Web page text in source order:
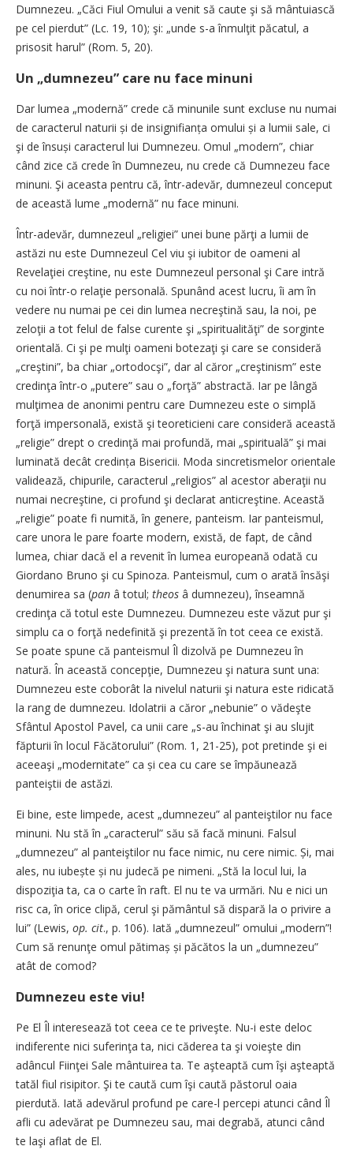
Dumnezeu. „Căci Fiul Omului a venit să caute şi să mântuiască
pe cel pierdut” (Lc. 19, 10); şi: „unde s-a înmulţit păcatul, a
prisosit harul” (Rom. 5, 20).
Un „dumnezeu” care nu face minuni
Dar lumea „modernă” crede că minunile sunt excluse nu numai
de caracterul naturii și de insignifianța omului și a lumii sale, ci
şi de însuși caracterul lui Dumnezeu. Omul „modern”, chiar
când zice că crede în Dumnezeu, nu crede că Dumnezeu face
minuni. Şi aceasta pentru că, într-adevăr, dumnezeul conceput
de această lume „modernă” nu face minuni.
Într-adevăr, dumnezeul „religiei” unei bune părţi a lumii de
astăzi nu este Dumnezeul Cel viu şi iubitor de oameni al
Revelaţiei creştine, nu este Dumnezeul personal şi Care intră
cu noi într-o relaţie personală. Spunând acest lucru, îi am în
vedere nu numai pe cei din lumea necreştină sau, la noi, pe
zeloţii a tot felul de false curente şi „spiritualităţi” de sorginte
orientală. Ci şi pe mulţi oameni botezaţi şi care se consideră
„creştini”, ba chiar „ortodocşi”, dar al căror „creştinism” este
credinţa într-o „putere” sau o „forţă” abstractă. Iar pe lângă
mulţimea de anonimi pentru care Dumnezeu este o simplă
forţă impersonală, există şi teoreticieni care consideră această
„religie” drept o credinţă mai profundă, mai „spirituală” şi mai
luminată decât credința Bisericii. Moda sincretismelor orientale
validează, chipurile, caracterul „religios” al acestor aberaţii nu
numai necreştine, ci profund şi declarat anticreştine. Această
„religie” poate fi numită, în genere, panteism. Iar panteismul,
care unora le pare foarte modern, există, de fapt, de când
lumea, chiar dacă el a revenit în lumea europeană odată cu
Giordano Bruno şi cu Spinoza. Panteismul, cum o arată însăşi
denumirea sa (pan â totul; theos â dumnezeu), înseamnă
credinţa că totul este Dumnezeu. Dumnezeu este văzut pur şi
simplu ca o forţă nedefinită şi prezentă în tot ceea ce există.
Se poate spune că panteismul Îl dizolvă pe Dumnezeu în
natură. În această concepţie, Dumnezeu şi natura sunt una:
Dumnezeu este coborât la nivelul naturii şi natura este ridicată
la rang de dumnezeu. Idolatrii a căror „nebunie” o vădeşte
Sfântul Apostol Pavel, ca unii care „s-au închinat şi au slujit
făpturii în locul Făcătorului” (Rom. 1, 21-25), pot pretinde şi ei
aceeaşi „modernitate” ca și cea cu care se împăunează
panteiştii de astăzi.
Ei bine, este limpede, acest „dumnezeu” al panteiştilor nu face
minuni. Nu stă în „caracterul” său să facă minuni. Falsul
„dumnezeu” al panteiştilor nu face nimic, nu cere nimic. Și, mai
ales, nu iubește și nu judecă pe nimeni. „Stă la locul lui, la
dispoziţia ta, ca o carte în raft. El nu te va urmări. Nu e nici un
risc ca, în orice clipă, cerul şi pământul să dispară la o privire a
lui” (Lewis, op. cit., p. 106). Iată „dumnezeul” omului „modern”!
Cum să renunţe omul pătimaș și păcătos la un „dumnezeu”
atât de comod?
Dumnezeu este viu!
Pe El Îl interesează tot ceea ce te priveşte. Nu-i este deloc
indiferente nici suferinţa ta, nici căderea ta şi voieşte din
adâncul Fiinţei Sale mântuirea ta. Te aşteaptă cum îşi aşteaptă
tatăl fiul risipitor. Şi te caută cum îşi caută păstorul oaia
pierdută. Iată adevărul profund pe care-l percepi atunci când Îl
afli cu adevărat pe Dumnezeu sau, mai degrabă, atunci când
te laşi aflat de El.